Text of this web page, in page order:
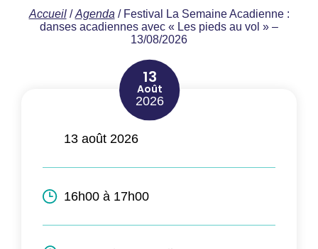
Accueil/Agenda / Festival La Semaine Acadienne :
danses acadiennes avec « Les pieds au vol » –
13/08/2026
13
Août
2026
13 août 2026
16h00 à 17h00